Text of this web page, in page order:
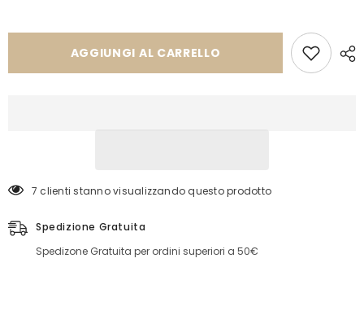
AGGIUNGI AL CARRELLO
7 clienti stanno visualizzando questo prodotto
Spedizione Gratuita
Spedizone Gratuita per ordini superiori a 50€